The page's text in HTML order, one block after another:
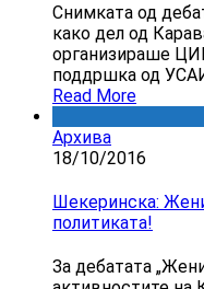
Снимката од
како дел од
организираше
поддршка од
Read More
Архива
18/10/2016
Шекеринска:
политиката!
За дебатата